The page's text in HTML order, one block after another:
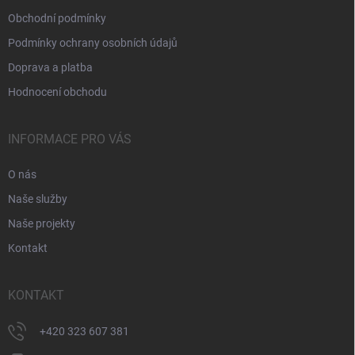
Obchodní podmínky
Podmínky ochrany osobních údajů
Doprava a platba
Hodnocení obchodu
INFORMACE PRO VÁS
O nás
Naše služby
Naše projekty
Kontakt
KONTAKT
+420 323 607 381